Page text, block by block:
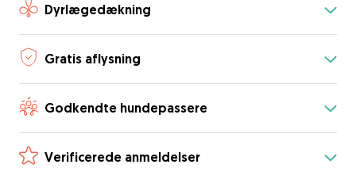
Dyrlægedækning
Gratis aflysning
Godkendte hundepassere
Verificerede anmeldelser